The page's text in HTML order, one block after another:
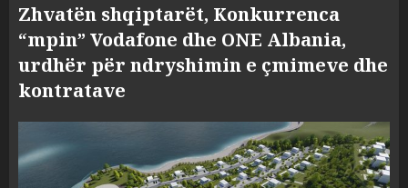
Zhvatën shqiptarët, Konkurrenca
“mpin” Vodafone dhe ONE Albania,
urdhër për ndryshimin e çmimeve dhe
kontratave